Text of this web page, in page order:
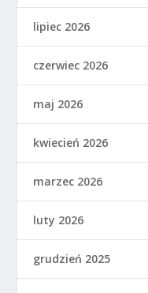
lipiec 2026
czerwiec 2026
maj 2026
kwiecień 2026
marzec 2026
luty 2026
grudzień 2025